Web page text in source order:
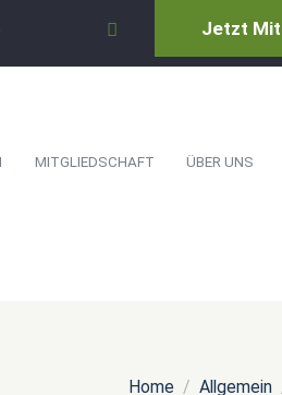
Jetzt
MITGLIEDSCHAFT ÜBER UNS
Home Allgemein